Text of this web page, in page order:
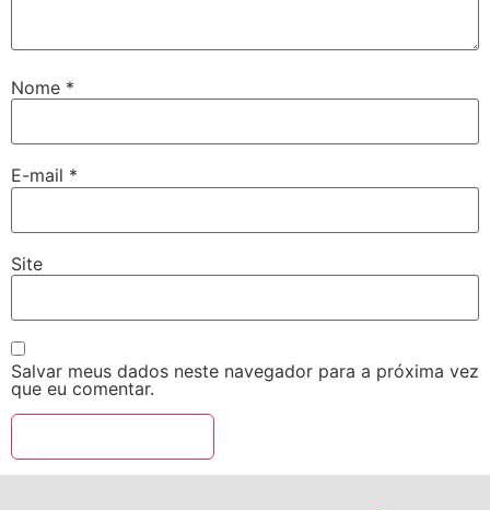
Nome *
E-mail *
Site
Salvar meus dados neste navegador para a próxima vez
que eu comentar.